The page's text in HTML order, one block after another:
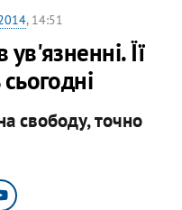
, 14:51
Її
свободу, точно